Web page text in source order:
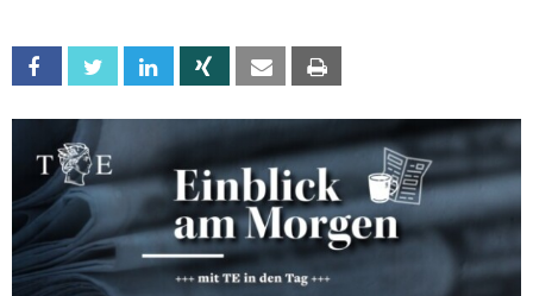
Facebook Twitter Linkedin Xing Email